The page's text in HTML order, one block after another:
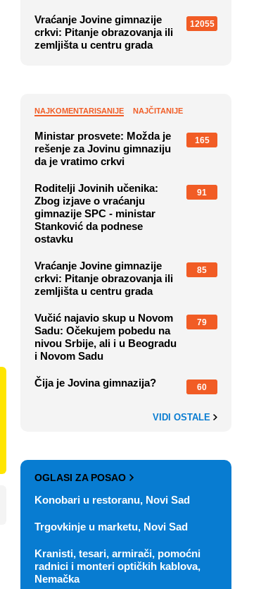
Vraćanje Jovine gimnazije
crkvi: Pitanje obrazovanja ili
zemljišta u centru grada
12055
NAJKOMENTARISANIJE NAJČITANIJE
Ministar prosvete: Možda je
rešenje za Jovinu gimnaziju
da je vratimo crkvi
165
Roditelji Jovinih učenika:
Zbog izjave o vraćanju
gimnazije SPC - ministar
Stanković da podnese
ostavku
91
Vraćanje Jovine gimnazije
crkvi: Pitanje obrazovanja ili
zemljišta u centru grada
85
Vučić najavio skup u Novom
Sadu: Očekujem pobedu na
nivou Srbije, ali i u Beogradu
i Novom Sadu
79
Čija je Jovina gimnazija? 60
VIDI OSTALE
OGLASI ZA POSAO
Konobari u restoranu, Novi Sad
Trgovkinje u marketu, Novi Sad
Kranisti, tesari, armirači, pomoćni
radnici i monteri optičkih kablova,
Nemačka